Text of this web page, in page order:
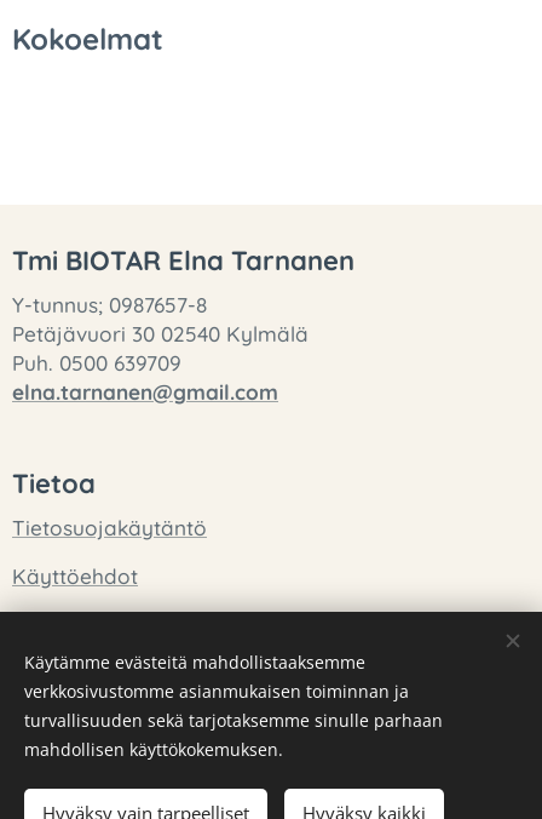
Kokoelmat
Tmi BIOTAR Elna Tarnanen
Y-tunnus; 0987657-8
Petäjävuori 30 02540 Kylmälä
Puh. 0500 639709
elna.tarnanen@gmail.com
Tietoa
Tietosuojakäytäntö
Käyttöehdot
Tuotteet
Käytämme evästeitä mahdollistaaksemme
verkkosivustomme asianmukaisen toiminnan ja
turvallisuuden sekä tarjotaksemme sinulle parhaan
mahdollisen käyttökokemuksen.
Hyväksy vain tarpeelliset Hyväksy kaikki